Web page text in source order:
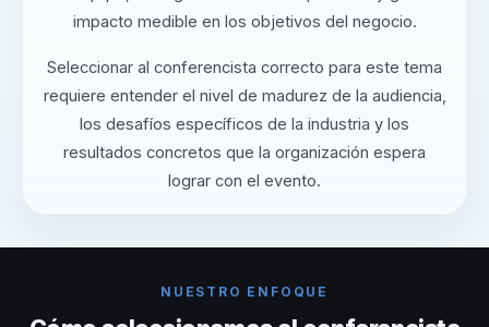
impacto medible en los objetivos del negocio.
Seleccionar al conferencista correcto para este tema
requiere entender el nivel de madurez de la audiencia,
los desafíos específicos de la industria y los
resultados concretos que la organización espera
lograr con el evento.
NUESTRO ENFOQUE